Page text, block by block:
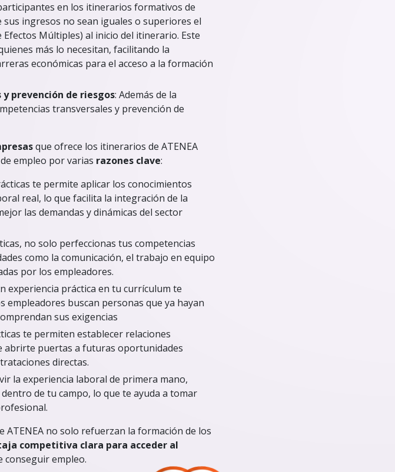
en los itinerarios formativos de
sus ingresos no sean iguales o superiores el
Efectos Múltiples) al inicio del itinerario. Este
más lo necesitan, facilitando la
económicas para el acceso a la formación
prevención de riesgos: Además de la
transversales y prevención de
que ofrece los itinerarios de ATENEA
empleo por varias razones clave:
te permite aplicar los conocimientos
real, lo que facilita la integración de la
las demandas y dinámicas del sector
no solo perfeccionas tus competencias
como la comunicación, el trabajo en equipo
por los empleadores.
experiencia práctica en tu currículum te
empleadores buscan personas que ya hayan
sus exigencias
te permiten establecer relaciones
abrirte puertas a futuras oportunidades
directas.
la experiencia laboral de primera mano,
de tu campo, lo que te ayuda a tomar
ATENEA no solo refuerzan la formación de los
competitiva clara para acceder al
conseguir empleo.